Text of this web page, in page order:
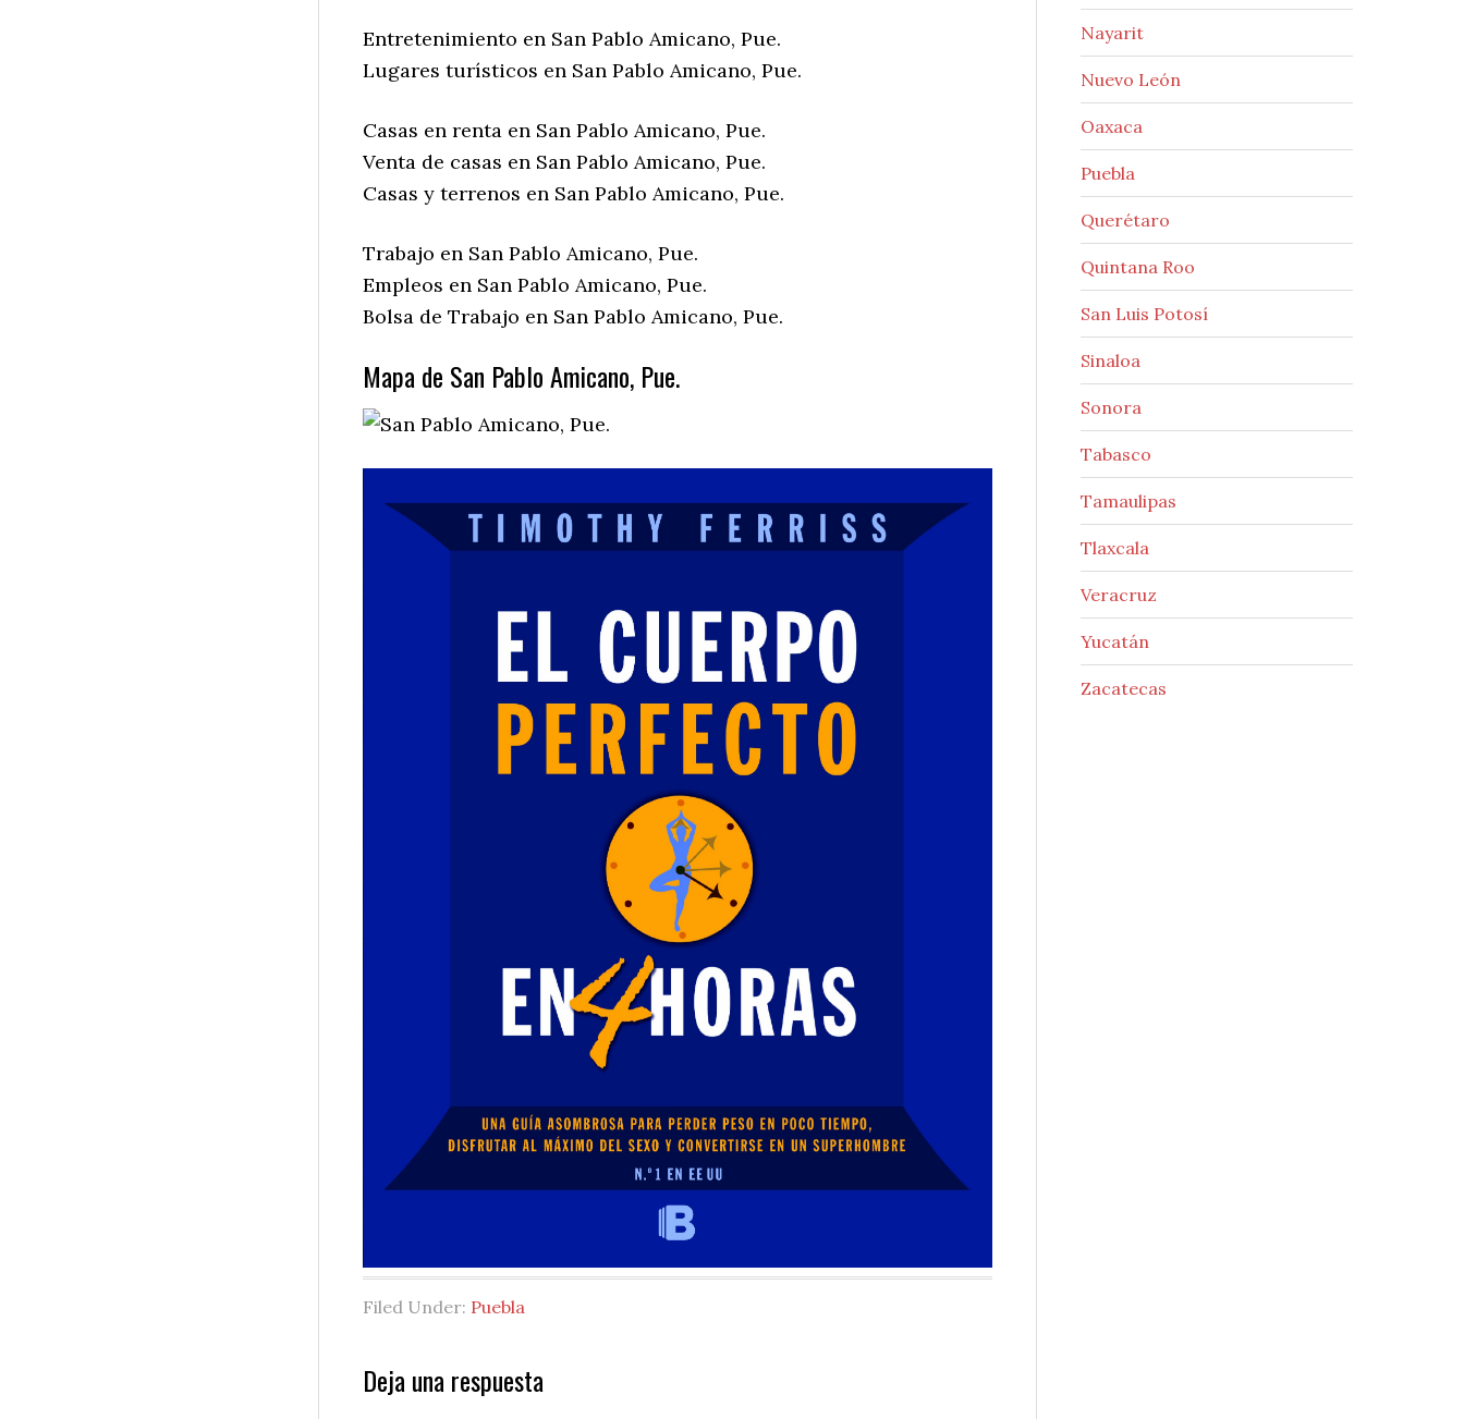
Entretenimiento en San Pablo Amicano, Pue.
Lugares turísticos en San Pablo Amicano, Pue.
Casas en renta en San Pablo Amicano, Pue.
Venta de casas en San Pablo Amicano, Pue.
Casas y terrenos en San Pablo Amicano, Pue.
Trabajo en San Pablo Amicano, Pue.
Empleos en San Pablo Amicano, Pue.
Bolsa de Trabajo en San Pablo Amicano, Pue.
Mapa de San Pablo Amicano, Pue.
Filed Under: Puebla
Reader
Deja una respuesta
Nayarit
Nuevo León
Oaxaca
Puebla
Querétaro
Quintana Roo
San Luis Potosí
Sinaloa
Sonora
Tabasco
Tamaulipas
Tlaxcala
Veracruz
Yucatán
Zacatecas